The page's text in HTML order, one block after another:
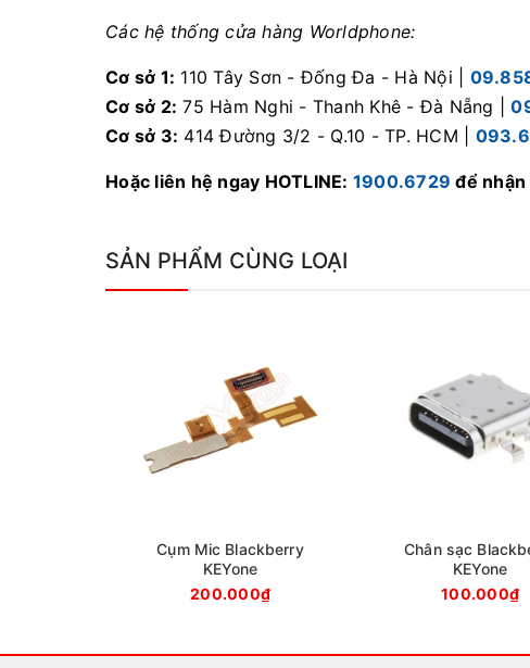
Các hệ thống cửa hàng Worldphone:
Cơ sở 1: 110 Tây Sơn - Đống Đa - Hà Nội |
Cơ sở 2: 75 Hàm Nghi - Thanh Khê - Đà Nẵng |
Cơ sở 3: 414 Đường 3/2 - Q.10 - TP. HCM |
Hoặc liên hệ ngay HOTLINE: 1900.6729 để
SẢN PHẨM CÙNG LOẠI
Cụm Mic Blackberry
KEYone
200.000₫
Chân sạc
KEYone
100.000₫